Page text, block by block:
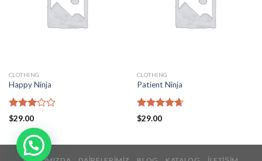
CLOTHING
Happy Ninja
Rated
out of
5
$29.00
CLOTHING
Patient Ninja
Rated
$29.00